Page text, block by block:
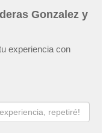
Gonzalez y
experiencia con